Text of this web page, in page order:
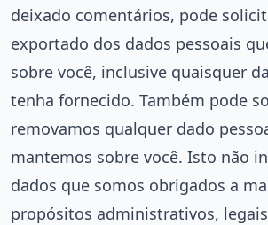
deixado comentários, pode
exportado dos dados pessoais
sobre você, inclusive quaisquer
tenha fornecido. Também pode
removamos qualquer dado
mantemos sobre você. Isto não
dados que somos obrigados a
propósitos administrativos,